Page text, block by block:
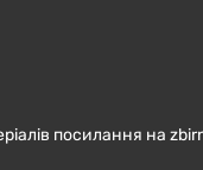
посилання на